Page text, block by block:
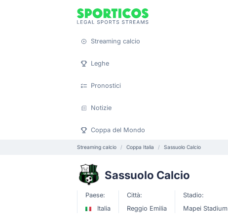
Streaming calcio
Leghe
Pronostici
Notizie
Coppa del Mondo
Streaming calcio Coppa Italia Sassuolo Calcio
Sassuolo Calcio
Paese:
Italia
Città:
Reggio Emilia
Stadio:
Mapei Stadium